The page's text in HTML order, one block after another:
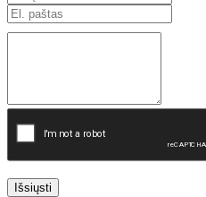
Išsiųsti